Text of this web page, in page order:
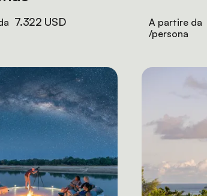
7.322 USD A partire da
/persona